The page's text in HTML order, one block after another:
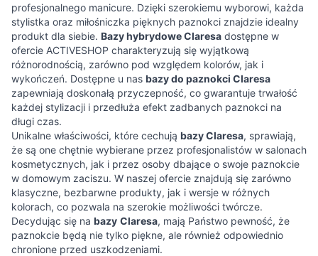
profesjonalnego manicure. Dzięki szerokiemu wyborowi, każda
stylistka oraz miłośniczka pięknych paznokci znajdzie idealny
produkt dla siebie. Bazy hybrydowe Claresa dostępne w
ofercie ACTIVESHOP charakteryzują się wyjątkową
różnorodnością, zarówno pod względem kolorów, jak i
wykończeń. Dostępne u nas bazy do paznokci Claresa
zapewniają doskonałą przyczepność, co gwarantuje trwałość
każdej stylizacji i przedłuża efekt zadbanych paznokci na
długi czas.
Unikalne właściwości, które cechują bazy Claresa, sprawiają,
że są one chętnie wybierane przez profesjonalistów w salonach
kosmetycznych, jak i przez osoby dbające o swoje paznokcie
w domowym zaciszu. W naszej ofercie znajdują się zarówno
klasyczne, bezbarwne produkty, jak i wersje w różnych
kolorach, co pozwala na szerokie możliwości twórcze.
Decydując się na bazy Claresa, mają Państwo pewność, że
paznokcie będą nie tylko piękne, ale również odpowiednio
chronione przed uszkodzeniami.